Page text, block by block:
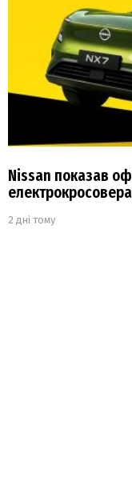
Nissan показав
2 дні тому